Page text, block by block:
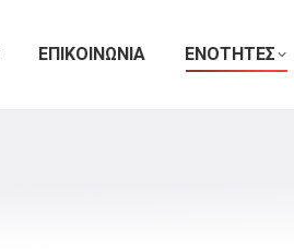
ΕΠΙΚΟΙΝΩΝΙΑ ΕΝΟΤΗΤΕΣ